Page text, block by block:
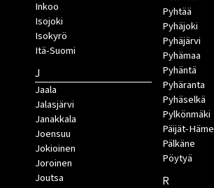
Inkoo
Isojoki
Isokyrö
Itä-Suomi
J
Jaala
Jalasjärvi
Janakkala
Joensuu
Jokioinen
Joroinen
Joutsa
Pyhtää
Pyhäjoki
Pyhäjärvi
Pyhämaa
Pyhäntä
Pyhäranta
Pyhäselkä
Pylkönmäki
Päijät-Häme
Pälkäne
Pöytyä
R